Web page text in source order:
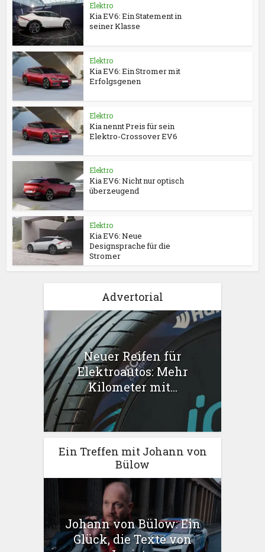
Elektro
Kia EV6: Ein Statement in
seiner Klasse
Elektro
Kia EV6: Ein Stromer mit
Erfolgsgenen
Elektro
Kia nennt Preis für sein
Elektro-Crossover EV6
Elektro
Kia EV6: Nicht nur optisch
überzeugend
Elektro
Kia EV6: Neue
Designsprache für die
Stromer
Advertorial
Neuer Reifen für
Elektroautos: Mehr
Kilometer mit...
Ein Treffen mit Johann von
Bülow
Johann von Bülow: Ein
Glück, die Texte von